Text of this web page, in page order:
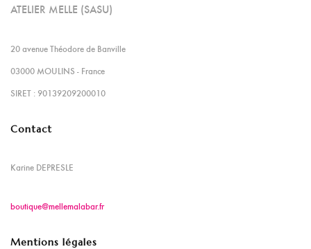
ATELIER MELLE (SASU)
20 avenue Théodore de Banville
03000 MOULINS - France
SIRET : 90139209200010
Contact
Karine DEPRESLE
boutique@mellemalabar.fr
Mentions légales